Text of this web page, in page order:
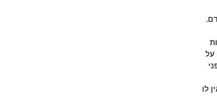
על
לו